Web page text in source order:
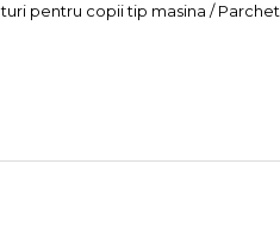
pentru copii tip masina / Parchet